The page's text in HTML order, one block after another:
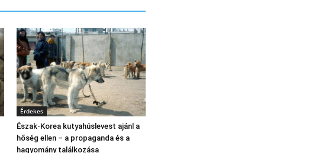
Érdekes
Észak‑Korea kutyahúslevest ajánl a
hőség ellen – a propaganda és a
hagyomány találkozása